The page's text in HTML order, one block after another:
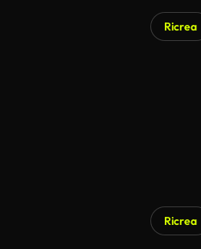
Ricrea
Ricrea